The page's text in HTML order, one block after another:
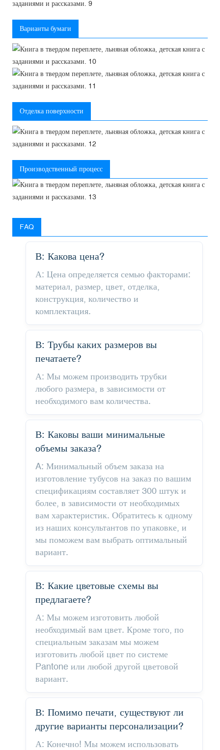
Варианты бумаги
Отделка поверхности
Производственный процесс
FAQ
В: Какова цена?
А: Цена определяется семью факторами:
материал, размер, цвет, отделка,
конструкция, количество и
комплектация.
В: Трубы каких размеров вы
печатаете?
А: Мы можем производить трубки
любого размера, в зависимости от
необходимого вам количества.
В: Каковы ваши минимальные
объемы заказа?
A: Минимальный объем заказа на
изготовление тубусов на заказ по вашим
спецификациям составляет 300 штук и
более, в зависимости от необходимых
вам характеристик. Обратитесь к одному
из наших консультантов по упаковке, и
мы поможем вам выбрать оптимальный
вариант.
В: Какие цветовые схемы вы
предлагаете?
А: Мы можем изготовить любой
необходимый вам цвет. Кроме того, по
специальным заказам мы можем
изготовить любой цвет по системе
Pantone или любой другой цветовой
вариант.
В: Помимо печати, существуют ли
другие варианты персонализации?
А: Конечно! Мы можем использовать